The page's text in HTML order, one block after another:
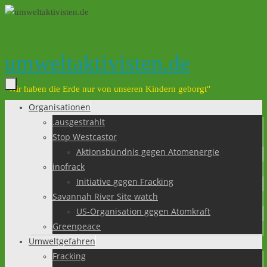
Zum
umweltaktivisten.de
"Wir haben die Erde nur von unseren Kindern geborgt"
Zum
Organisationen
.ausgestrahlt
Stop Westcastor
Aktionsbündnis gegen Atomenergie
inofrack
Initiative gegen Fracking
Savannah River Site watch
US-Organisation gegen Atomkraft
Greenpeace
Umweltgefahren
Fracking